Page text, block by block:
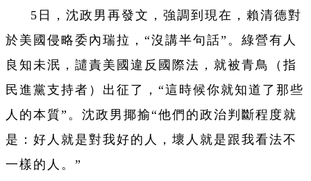
5日，沈政男再發文，強調到現在，賴清德對
於美國侵略委內瑞拉，“沒講半句話”。綠營有人
良知未泯，譴責美國違反國際法，就被青鳥（指
民進黨支持者）出征了，“這時候你就知道了那些
人的本質”。沈政男揶揄“他們的政治判斷程度就
是：好人就是對我好的人，壞人就是跟我看法不
一樣的人。”